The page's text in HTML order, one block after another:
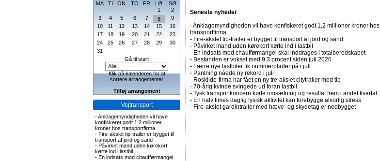
MA
TI ON TO FR LØ
SØ
-
- - - - 1
2
3
4 5 6 7 8
9
10
11 12 13 14 15
16
17
18 19 20 21 22
23
24
25 26 27 28 29
30
31
- - - - -
-
Gå til start
Klik på kalenderen for at
sortere arrangementer
Tilføj arrangement
Vejtransport
-Anklagemyndigheden vil have
konfiskeret godt 1,2 millioner
kroner hos transportfirma
- Fire-akslet tip-trailer er bygget til
transport af jord og sand
- Påvirket mand uden kørekort
kørte ind i lastbil
- En indsats mod chaufførmangel
Seneste nyheder
-Anklagemyndigheden vil have konfiskeret godt 1,2 millioner kroner hos
transportfirma
- Fire-akslet tip-trailer er bygget til transport af jord og sand
- Påvirket mand uden kørekort kørte ind i lastbil
- En indsats mod chaufførmangel skal inddrages i totalberedskabet
- Bestanden er vokset med 9,3 procent siden juli 2020
- Færre nye lastbiler fik nummerplader på i juli
- Pantning nåede ny rekord i juli
- Roskilde-firma har fået en ny tre-akslet citytrailer med tip
- 70-årig kvinde svingede ud foran lastbil
- Tysk transportkoncern kørte omsætning og resultat frem i andet kvartal
- En halv times daglig fysisk aktivitet kan forebygge alvorlig stress
- Fire-akslet gardintrailer med hæve- og skydetag er nedbygget